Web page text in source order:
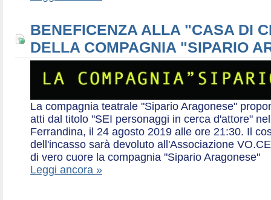
BENEFICENZA ALLA "CASA DI
DELLA COMPAGNIA "SIPARIO
La compagnia teatrale "Sipario Aragonese"
atti dal titolo "SEI personaggi in cerca d'attore"
Ferrandina, il 24 agosto 2019 alle ore 21:30. Il
dell'incasso sarà devoluto all'Associazione
di vero cuore la compagnia "Sipario Aragonese"
Leggi ancora »